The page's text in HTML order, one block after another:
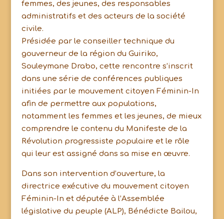
femmes, des jeunes, des responsables
administratifs et des acteurs de la société
civile.
Présidée par le conseiller technique du
gouverneur de la région du Guiriko,
Souleymane Drabo, cette rencontre s’inscrit
dans une série de conférences publiques
initiées par le mouvement citoyen Féminin-In
afin de permettre aux populations,
notamment les femmes et les jeunes, de mieux
comprendre le contenu du Manifeste de la
Révolution progressiste populaire et le rôle
qui leur est assigné dans sa mise en œuvre.
Dans son intervention d’ouverture, la
directrice exécutive du mouvement citoyen
Féminin-In et députée à l’Assemblée
législative du peuple (ALP), Bénédicte Bailou,